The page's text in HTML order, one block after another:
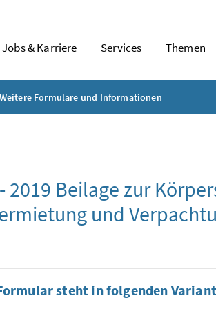
Jobs & Karriere Services Themen
Weitere Formulare und Informationen
2019 Beilage zur
und
steht in folgenden